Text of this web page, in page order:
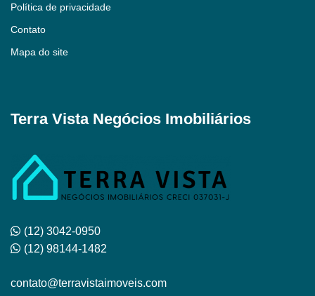
Política de privacidade
Contato
Mapa do site
Terra Vista Negócios Imobiliários
(12) 3042-0950
(12) 98144-1482
contato@terravistaimoveis.com